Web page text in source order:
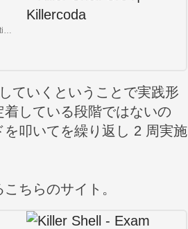
These scenarios can be used standalone for CKA preparation or Kubernetes administration studies.
ていくということで実践形
している段階ではないの
叩いてを繰り返し 2 周実施
ちらのサイト。